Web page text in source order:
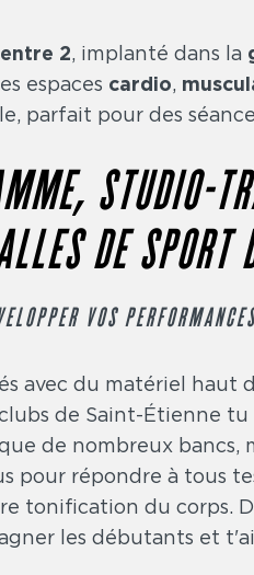
2, implanté dans la
espaces cardio,
parfait pour des
STUDIO-
DE SPORT
VOS
avec du matériel haut
de Saint-Étienne
de nombreux bancs,
pour répondre à tous
tonification du corps.
les débutants et